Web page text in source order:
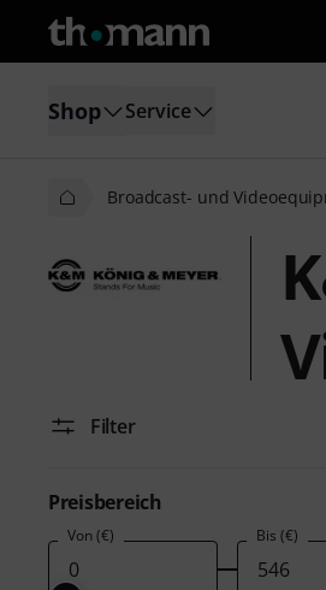
Shop Service
Broadcast- und
Filter
Preisbereich
Von (€) Bis (€)